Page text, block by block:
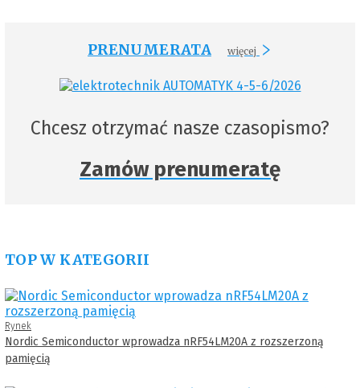
PRENUMERATA więcej
Chcesz otrzymać nasze czasopismo?
Zamów prenumeratę
TOP W KATEGORII
Rynek
Nordic Semiconductor wprowadza nRF54LM20A z rozszerzoną
pamięcią